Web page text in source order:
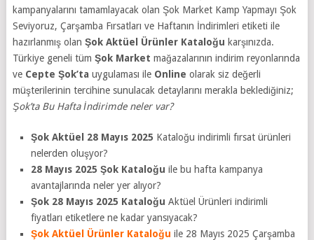
kampanyalarını tamamlayacak olan Şok Market Kamp Yapmayı Şok
Seviyoruz, Çarşamba Fırsatları ve Haftanın İndirimleri etiketi ile
hazırlanmış olan Şok Aktüel Ürünler Kataloğu karşınızda.
Türkiye geneli tüm Şok Market mağazalarının indirim reyonlarında
ve Cepte Şok’ta uygulaması ile Online olarak siz değerli
müşterilerinin tercihine sunulacak detaylarını merakla beklediğiniz;
Şok’ta Bu Hafta İndirimde neler var?
Şok Aktüel 28 Mayıs 2025 Kataloğu indirimli fırsat ürünleri
nelerden oluşyor?
28 Mayıs 2025 Şok Kataloğuile bu hafta kampanya
avantajlarında neler yer alıyor?
Şok 28 Mayıs 2025 KataloğuAktüel Ürünleri indirimli
fiyatları etiketlere ne kadar yansıyacak?
Şok Aktüel Ürünler Kataloğu ile 28 Mayıs 2025 Çarşamba